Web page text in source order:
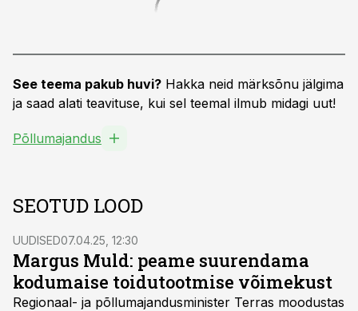
See teema pakub huvi? Hakka neid märksõnu jälgima
ja saad alati teavituse, kui sel teemal ilmub midagi uut!
Põllumajandus
SEOTUD LOOD
UUDISED07.04.25, 12:30
Margus Muld: peame suurendama
kodumaise toidutootmise võimekust
Regionaal- ja põllumajandusminister Terras moodustas